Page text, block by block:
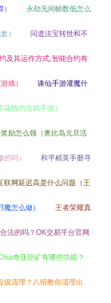
永劫无间帧数低怎么
） 问道法宝转世和不
及其运作方式,智能合约有
戏） 诛仙手游灌魔什
钱的古风手游）
励怎么领（奥比岛元旦活
吗） 和平精英手册寻
联网延迟高是什么问题（王
怎么做） 王者荣耀真
法的吗？OK交易平台官网
奇亚挖矿有哪些功能？
圾清理？八招教你清理出